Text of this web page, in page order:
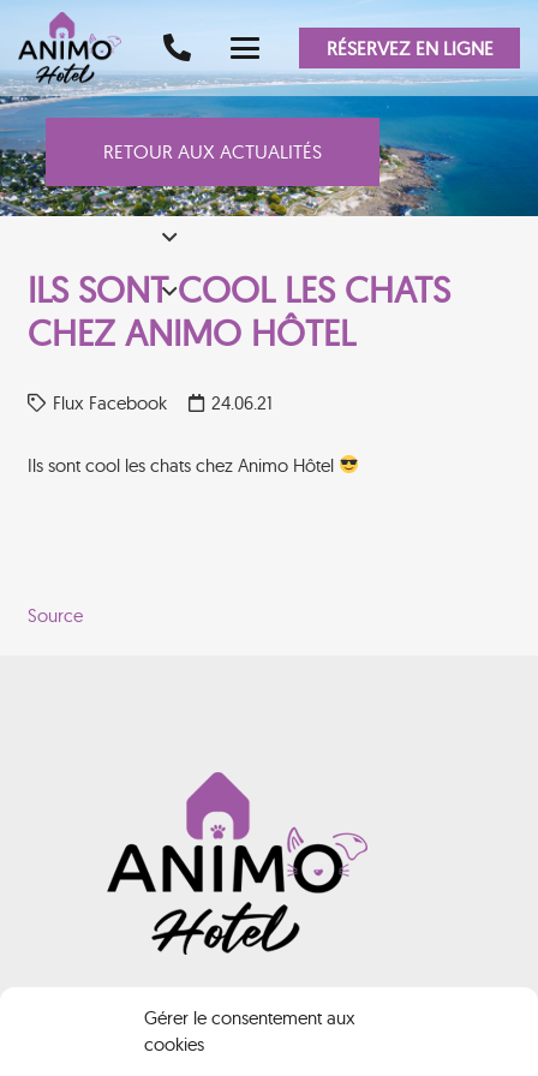
Gérer le consentement aux
cookies
RÉSERVEZ EN LIGNE
RETOUR AUX ACTUALITÉS
ILS SONT COOL LES CHATS
CHEZ ANIMO HÔTEL
Flux Facebook 24.06.21
Ils sont cool les chats chez Animo Hôtel
Source